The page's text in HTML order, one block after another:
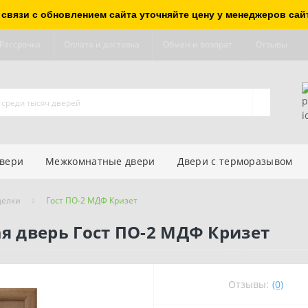
с обновлением сайта уточняйте цену у менеджеров
Межкомнатные двери Двери с терморазывом
Гост ПО-2 МДФ Кризет
дверь Гост ПО-2 МДФ Кризет
Отзывы: (0)